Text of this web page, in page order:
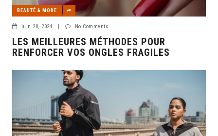
BEAUTÉ & MODE
juin 20, 2024 No Comments
LES MEILLEURES MÉTHODES POUR
RENFORCER VOS ONGLES FRAGILES